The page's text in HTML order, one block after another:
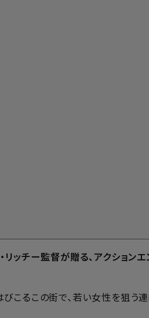
リッチー監督が贈る、アクション
こるこの街で、若い女性を狙